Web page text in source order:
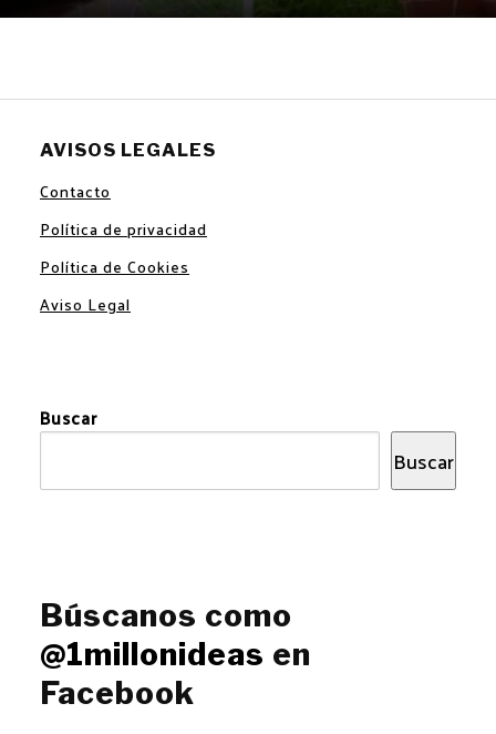
AVISOS LEGALES
Contacto
Política de privacidad
Política de Cookies
Aviso Legal
Buscar
Buscar
Búscanos como
@1millonideas en
Facebook